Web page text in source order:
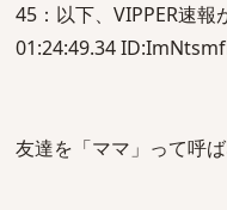
45：以下、VIPPER速
01:24:49.34
友達を「ママ」って呼